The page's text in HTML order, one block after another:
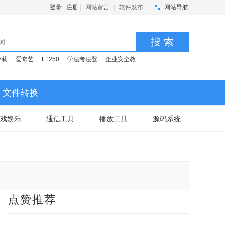
登录 注册 网站留言 软件发布 网站导航
搜 索
莉 爱奇艺 L1250 学法考法登 企业安全教
文件转换
娱乐 通信工具 播放工具 源码系统
点赞推荐